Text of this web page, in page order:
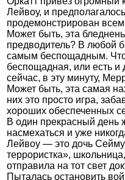
Лейвоу, и
продемонстрирован всем
Может быть, эта
предводитель? В любой
самым беспощадным.
беспощадная, или есть и
сейчас, в эту минуту,
Может быть, эта самая
них это просто игра,
хороших обеспеченных
В один прекрасный день
насмехаться и уже
Лейвоу — это дочь
террористка»,
отправила на тот свет
Пыталась остановить